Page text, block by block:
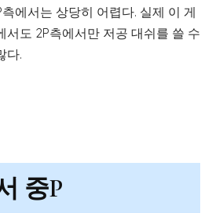
에서는 상당히 어렵다. 실제 이 게
서도 2P측에서만 저공 대쉬를 쓸 수
다.
중P